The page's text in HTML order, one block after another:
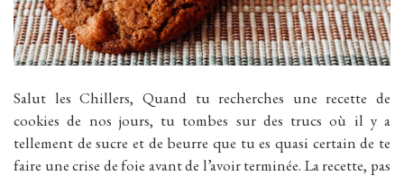
Salut les Chillers, Quand tu recherches une recette de
cookies de nos jours, tu tombes sur des trucs où il y a
tellement de sucre et de beurre que tu es quasi certain de te
faire une crise de foie avant de l’avoir terminée. La recette, pas